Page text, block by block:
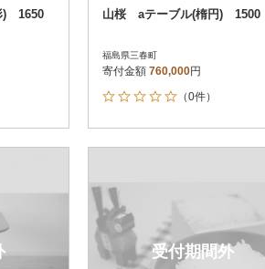
（
) 1650 山桜 aテーブル(楕円) 1500
福島県三春町
寄付金額 760,000円
（0件）
受付期間外